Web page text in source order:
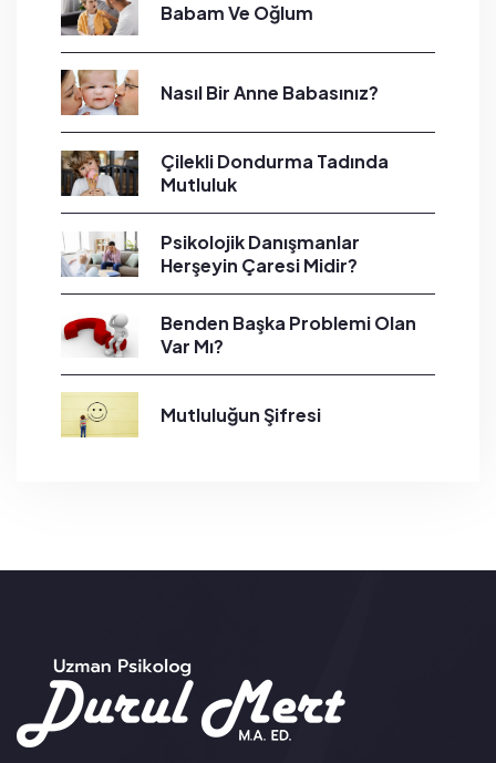
Babam Ve Oğlum
Nasıl Bir Anne Babasınız?
Çilekli Dondurma Tadında
Mutluluk
Psikolojik Danışmanlar
Herşeyin Çaresi Midir?
Benden Başka Problemi Olan
Var Mı?
Mutluluğun Şifresi